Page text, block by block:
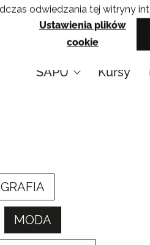
odwiedzania tej witryny
Ustawienia plików
cookie
Krakowskie
SAPU Kursy
MODA